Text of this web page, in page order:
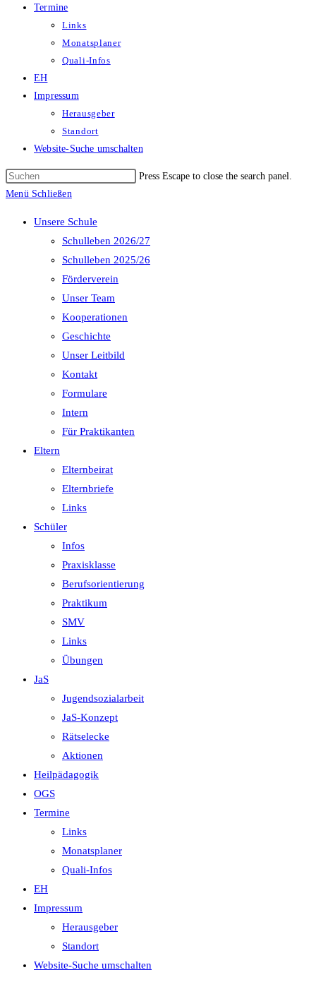
Termine
Links
Monatsplaner
Quali-Infos
EH
Impressum
Herausgeber
Standort
Website-Suche umschalten
Press Escape to close the search panel.
Menü Schließen
Unsere Schule
Schulleben 2026/27
Schulleben 2025/26
Förderverein
Unser Team
Kooperationen
Geschichte
Unser Leitbild
Kontakt
Formulare
Intern
Für Praktikanten
Eltern
Elternbeirat
Elternbriefe
Links
Schüler
Infos
Praxisklasse
Berufsorientierung
Praktikum
SMV
Links
Übungen
JaS
Jugendsozialarbeit
JaS-Konzept
Rätselecke
Aktionen
Heilpädagogik
OGS
Termine
Links
Monatsplaner
Quali-Infos
EH
Impressum
Herausgeber
Standort
Website-Suche umschalten